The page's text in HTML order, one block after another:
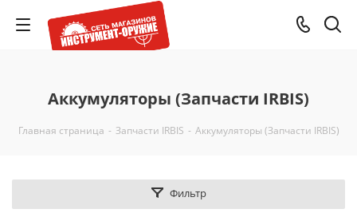
Аккумуляторы (Запчасти IRBIS)
Главная страница - Запчасти IRBIS - Аккумуляторы (Запчасти IRBIS)
Фильтр